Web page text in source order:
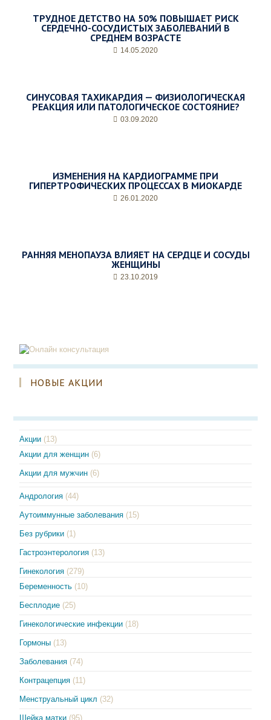
ТРУДНОЕ ДЕТСТВО НА 50% ПОВЫШАЕТ РИСК
СЕРДЕЧНО-СОСУДИСТЫХ ЗАБОЛЕВАНИЙ В
СРЕДНЕМ ВОЗРАСТЕ
14.05.2020
СИНУСОВАЯ ТАХИКАРДИЯ — ФИЗИОЛОГИЧЕСКАЯ
РЕАКЦИЯ ИЛИ ПАТОЛОГИЧЕСКОЕ СОСТОЯНИЕ?
03.09.2020
ИЗМЕНЕНИЯ НА КАРДИОГРАММЕ ПРИ
ГИПЕРТРОФИЧЕСКИХ ПРОЦЕССАХ В МИОКАРДЕ
26.01.2020
РАННЯЯ МЕНОПАУЗА ВЛИЯЕТ НА СЕРДЦЕ И СОСУДЫ
ЖЕНЩИНЫ
23.10.2019
НОВЫЕ АКЦИИ
Акции (13)
Акции для женщин (6)
Акции для мужчин (6)
Андрология (44)
Аутоиммунные заболевания (15)
Без рубрики (1)
Гастроэнтерология (13)
Гинекология (279)
Беременность (10)
Бесплодие (25)
Гинекологические инфекции (18)
Гормоны (13)
Заболевания (74)
Контрацепция (11)
Менструальный цикл (32)
Шейка матки (95)